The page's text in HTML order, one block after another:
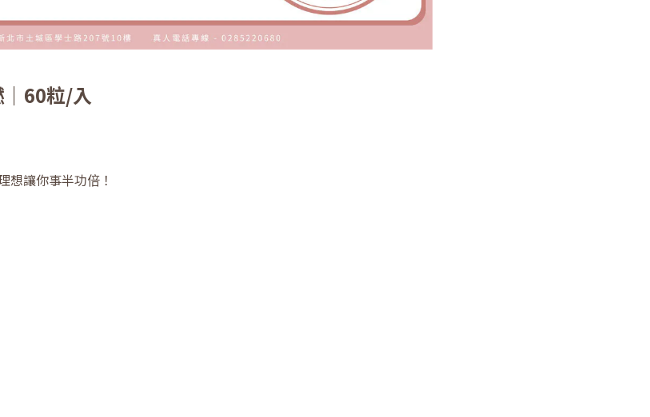
60粒/入
想讓你事半功倍！